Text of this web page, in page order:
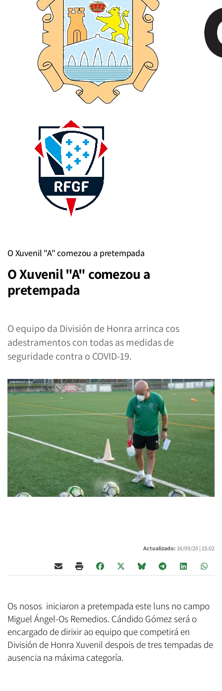
O Xuvenil "A" comezou a pretempada
O Xuvenil "A" comezou a
pretempada
O equipo da División de Honra arrinca cos
adestramentos con todas as medidas de
seguridade contra o COVID-19.
Actualizado: 16/09/20 | 15:02
Os nosos iniciaron a pretempada este luns no campo
Miguel Ángel-Os Remedios. Cándido Gómez será o
encargado de dirixir ao equipo que competirá en
División de Honra Xuvenil despois de tres tempadas de
ausencia na máxima categoría.